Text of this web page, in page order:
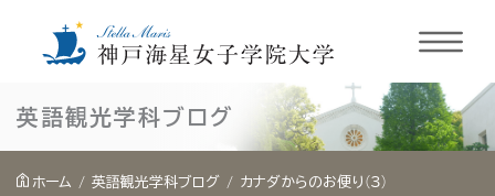
容
英語観光学科ブログ
ホーム 英語観光学科ブログ カナダからのお便り（３）